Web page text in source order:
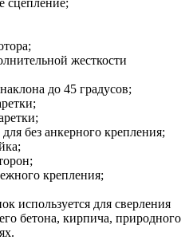
жесткости
до 45 градусов;
без анкерного крепления;
крепления;
используется для сверления
бетона, кирпича, природного